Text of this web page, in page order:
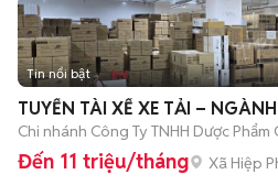
Tin nổi bật
TUYỂN TÀI XẾ XE TẢI –
Chi nhánh Công Ty TNHH Dược
Đến 11 triệu/tháng Xã Hiệp